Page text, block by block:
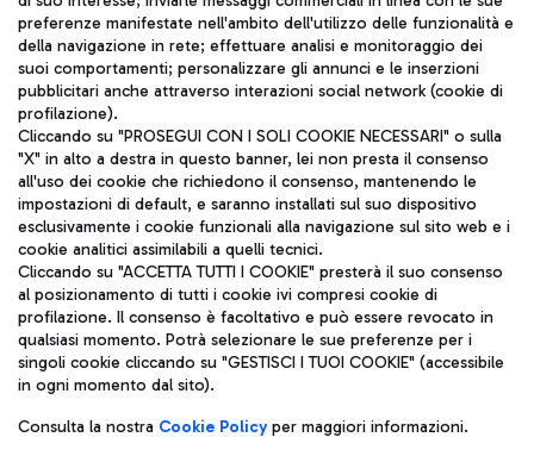
TRAVEL JOURNAL
ITA
Aeroporti di Roma S.p.A. - Società soggetta a direzione e
coordinamento di Mundys S.p.A.
Codice fiscale e Registro delle Imprese di Roma 13032990155 P.
IVA 06572251004
Capitale sociale 62.224.743,00 int. vers.
Sede legale: Via Pier Paolo Racchetti 1 - 00054 Fiumicino (RM)
telefono +39 06 65951
Privacy policy
Note legali
preferenze manifestate nell'ambito dell'utilizzo delle funzionalità e
della navigazione in rete; effettuare analisi e monitoraggio dei
suoi comportamenti; personalizzare gli annunci e le inserzioni
pubblicitari anche attraverso interazioni social network (cookie di
profilazione).
Cliccando su "PROSEGUI CON I SOLI COOKIE NECESSARI" o sulla
"X" in alto a destra in questo banner, lei non presta il consenso
all'uso dei cookie che richiedono il consenso, mantenendo le
impostazioni di default, e saranno installati sul suo dispositivo
esclusivamente i cookie funzionali alla navigazione sul sito web e i
cookie analitici assimilabili a quelli tecnici.
Cliccando su "ACCETTA TUTTI I COOKIE" presterà il suo consenso
al posizionamento di tutti i cookie ivi compresi cookie di
profilazione. Il consenso è facoltativo e può essere revocato in
qualsiasi momento. Potrà selezionare le sue preferenze per i
singoli cookie cliccando su "GESTISCI I TUOI COOKIE" (accessibile
in ogni momento dal sito).
Consulta la nostra Cookie Policyper maggiori informazioni.